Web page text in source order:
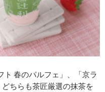
春のパルフェ」、「京ラ
ちらも茶匠厳選の抹茶を